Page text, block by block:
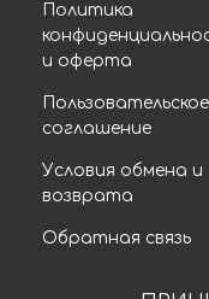
Политика
и оферта
Пользовательское
соглашение
Условия обмена и
возврата
Обратная связь